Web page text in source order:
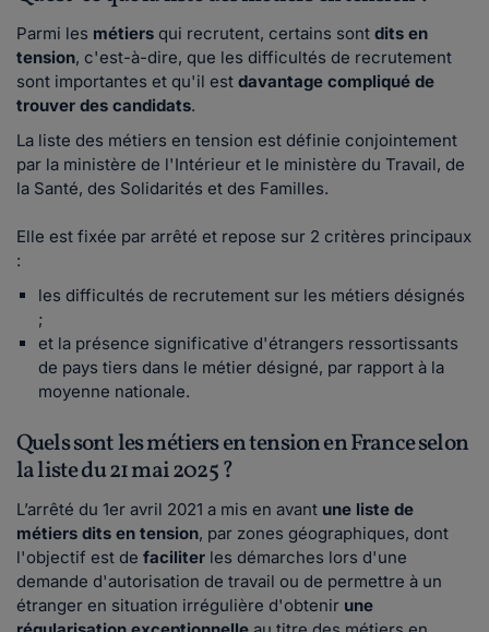
Parmi les métiers qui recrutent, certains sont dits en
tension, c'est-à-dire, que les difficultés de recrutement
sont importantes et qu'il est davantage compliqué de
trouver des candidats.
La liste des métiers en tension est définie conjointement
par la ministère de l'Intérieur et le ministère du Travail, de
la Santé, des Solidarités et des Familles.
Elle est fixée par arrêté et repose sur 2 critères principaux
:
les difficultés de recrutement sur les métiers désignés
;
et la présence significative d'étrangers ressortissants
de pays tiers dans le métier désigné, par rapport à la
moyenne nationale.
Quels sont les métiers en tension en France selon
la liste du 21 mai 2025 ?
L’arrêté du 1er avril 2021 a mis en avant une liste de
métiers dits en tension, par zones géographiques, dont
l'objectif est de faciliter les démarches lors d'une
demande d'autorisation de travail ou de permettre à un
étranger en situation irrégulière d'obtenir une